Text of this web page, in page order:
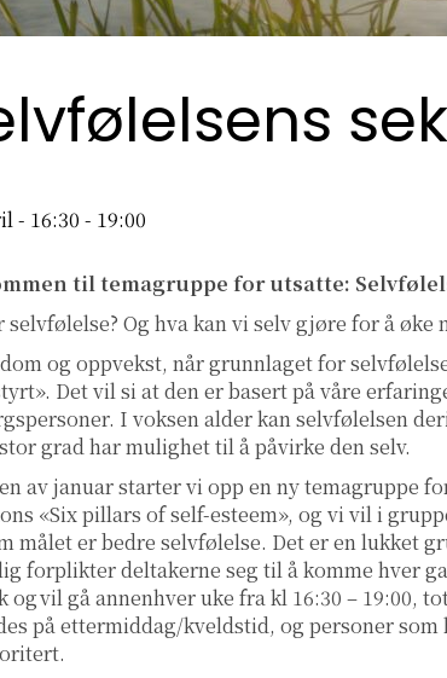
- 16:30 - 19:00
til temagruppe for utsatte:
selvfølelse? Og hva kan vi selv gjøre for å øke
og oppvekst, når grunnlaget for
Det vil si at den er basert på våre
I voksen alder kan selvfølelsen
grad har mulighet til å påvirke den selv.
av januar starter vi opp en ny temagruppe
«Six pillars of self-esteem», og vi vil i
målet er bedre selvfølelse. Det er en lukket
forplikter deltakerne seg til å komme hver
og vil gå annenhver uke fra kl 16:30 – 19:00,
på ettermiddag/kveldstid, og personer